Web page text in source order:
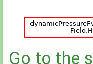
Go to the